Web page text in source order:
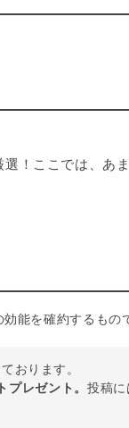
！ここでは、あ
能を確約するもの
おります。
レゼント。 投稿に